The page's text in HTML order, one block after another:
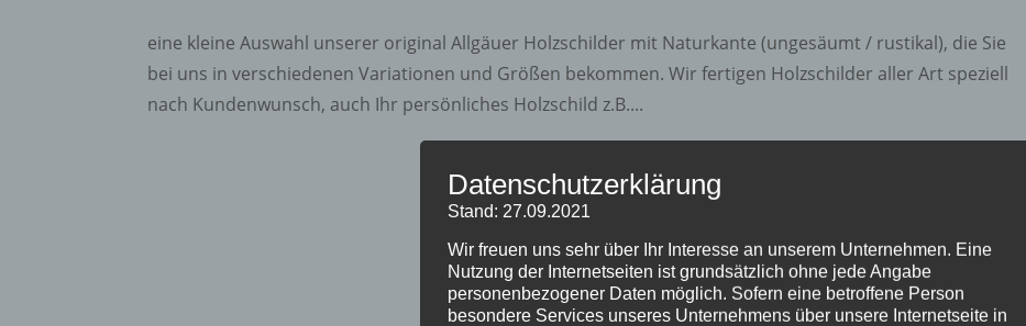
eine kleine Auswahl unserer original Allgäuer Holzschilder mit Naturkante (ungesäumt / rustikal), die Sie
bei uns in verschiedenen Variationen und Größen bekommen. Wir fertigen Holzschilder aller Art speziell
nach Kundenwunsch, auch Ihr persönliches Holzschild z.B....
Datenschutzerklärung
Stand: 27.09.2021
Wir freuen uns sehr über Ihr Interesse an unserem Unternehmen. Eine
Nutzung der Internetseiten ist grundsätzlich ohne jede Angabe
personenbezogener Daten möglich. Sofern eine betroffene Person
besondere Services unseres Unternehmens über unsere Internetseite in